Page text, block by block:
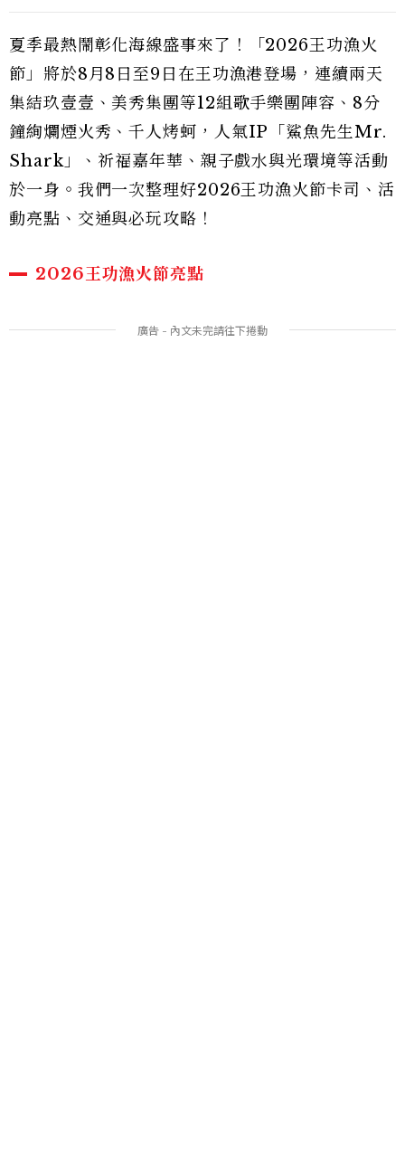
夏季最熱鬧彰化海線盛事來了！「2026王功漁火
節」將於8月8日至9日在王功漁港登場，連續兩天
集結玖壹壹、美秀集團等12組歌手樂團陣容、8分
鐘絢爛煙火秀、千人烤蚵，人氣IP「鯊魚先生Mr.
Shark」、祈福嘉年華、親子戲水與光環境等活動
於一身。我們一次整理好2026王功漁火節卡司、活
動亮點、交通與必玩攻略！
2026王功漁火節亮點